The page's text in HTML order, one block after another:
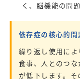
く、脳機能の問題
依存症の核心的問
繰り返し使用に
食事、人とのつ
が低下します。